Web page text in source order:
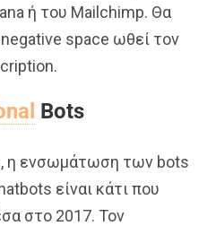
ή του Mailchimp. Θα
space ωθεί τον
Bots
η ενσωμάτωση των bots
είναι κάτι που
στο 2017. Τον